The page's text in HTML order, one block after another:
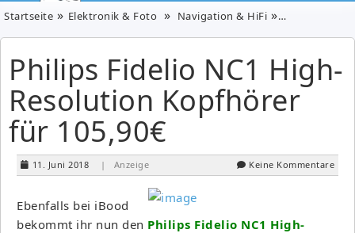
Startseite Elektronik & Foto Navigation & HiFi Philips
Philips Fidelio NC1 High-
Resolution Kopfhörer
für 105,90€
11. Juni 2018 | Anzeige Keine Kommentare
Ebenfalls bei iBood
bekommt ihr nun den Philips Fidelio NC1 High-